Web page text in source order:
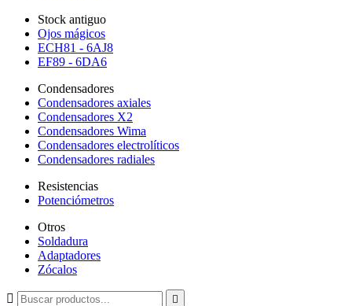
Stock antiguo
Ojos mágicos
ECH81 - 6AJ8
EF89 - 6DA6
Condensadores
Condensadores axiales
Condensadores X2
Condensadores Wima
Condensadores electrolíticos
Condensadores radiales
Resistencias
Potenciómetros
Otros
Soldadura
Adaptadores
Zócalos
 